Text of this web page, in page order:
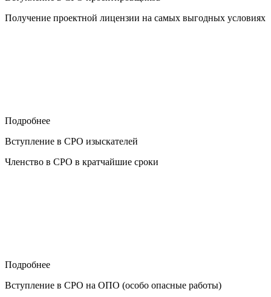
Получение проектной лицензии на самых выгодных условиях
Подробнее
Вступление в СРО изыскателей
Членство в СРО в кратчайшие сроки
Подробнее
Вступление в СРО на ОПО (особо опасные работы)